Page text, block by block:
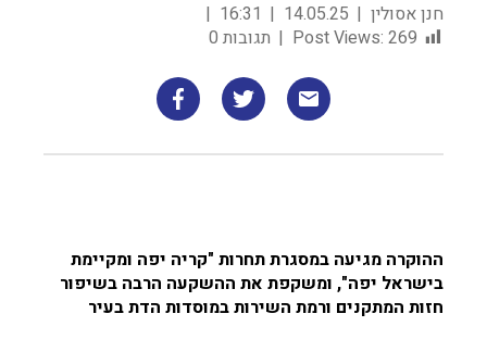
חנן אסולין 14.05.25
16:31
Post Views: 269 תגובות 0
ההוקרה מגיעה במסגרת תחרות "קריה יפה ומקיימת
בישראל יפה", ומשקפת את ההשקעה הרבה בשיפור
חזות המתקנים ורמת השירות במוסדות הדת בעיר